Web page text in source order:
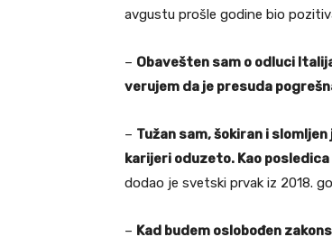
avgustu prošle godine bio
– Obavešten sam o odluci
verujem da je presuda
– Tužan sam, šokiran i
karijeri oduzeto. Kao
dodao je svetski prvak iz 2018.
– Kad budem oslobođen